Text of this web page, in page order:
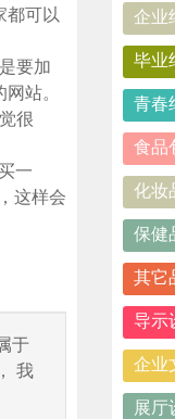
都可以
要加
站。
很
一
这样会
于
我
企业
毕业
青春
食品
化妆
保健
其它
导示
企业
展厅